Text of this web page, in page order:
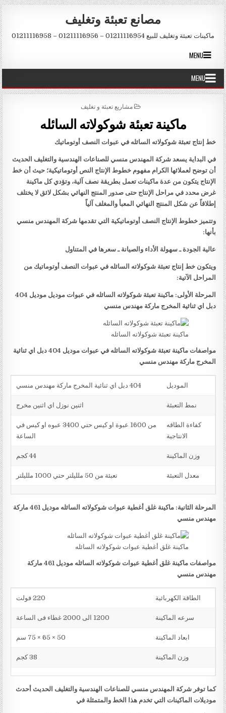
Skip to content
مصانع تعبئة وتغليف
ماكينات تعبئة وتغليف للبيع 01211116954 – 01211116956 – 01211116958
MENU
MENU
POSTED IN
مشاريع تعبئة و تغليف
ماكينة تعبئة شوكولاته السائله
خط إنتاج تعبئة شوكولاته السائله في عبوات النصف أوتوماتيك
في البداية يسعد شركة المهندس منسي للصناعات الهندسية والتغليف الحديث
أن توضح لعملائها الكرام مفهوم خطوط الإنتاج النص أوتوماتيكية؛ حيث أن خط
الإنتاج يتكون من عدة ماكينات تعمل بطريقة نصف آلية، وتؤدي كل ماكينة
غرض محدد في مراحل الإنتاج حتى صدور المنتج النهائي بشكل لائق لا يختلف
إطلاقاً عن شكل المنتج النهائي المعبأ والمغلف آلياً
وتتميز خطوط الإنتاج النصف أوتوماتيكية التي تقدمها شركة المهندس منسي
بأنها:
عالية الجودة ـ سهولة الأداء والصيانة ـ سعرها في المتناول
ويتكون خط إنتاج تعبئة شوكولاته السائله في عبوات النصف أوتوماتيك من
المراحل الآتية:
المرحلة الأولى: ماكينة تعبئة شوكولاته السائله في عبوات موديل موديل 404
دبل اي ثنائية المخرج ماركة مهندس منسي
ماكينة تعبئة شوكولاته السائله
مواصفات ماكينة تعبئة شوكولاته السائله في عبوات موديل 404 دبل اي ثنائية
المخرج ماركة مهندس منسي
الموديل 404 دبل اي ثنائية المخرج ماركة مهندس منسي
نمط التعبئة اثنين نوزل اي اثنين مخرج
كفاءة الطاقه
الانتاجية
من 1600 عبوة او كيس حتي 3400 عبوه او كيس في
الساعة
وزن الماكينة 44 كجم
معدل التعبئة تعبئة من 50 ملليلتر حتي 1000 ملليلتر
المرحلة الثانية: ماكينة غلق أغطية عبوات شوكولاته السائله موديل 461 ماركة
مهندس منسي
ماكينة غلق أغطية عبوات شوكولاته السائله
مواصفات ماكينة غلق أغطية عبوات شوكولاته السائله موديل 461 ماركة
مهندس منسي
الطاقة الكهربائية 220 فولت
سرعه الماكينة 1200 الى 2000 غطاء فى الساعة
ابعاد الماكينة 50 × 65 × 75 سم
وزن الماكينة 38 كجم
كما توفر شركة المهندس منسي للصناعات الهندسية والتغليف الحديث أحدث
موديلات الماكينات التي تخدم هذا الخط والمتمثلة في